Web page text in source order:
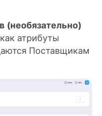
(необязательно)
атрибуты
Поставщикам